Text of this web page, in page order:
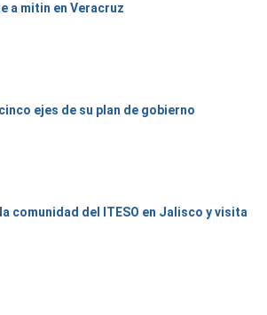
a mitin en Veracruz
ejes de su plan de gobierno
comunidad del ITESO en Jalisco y visita